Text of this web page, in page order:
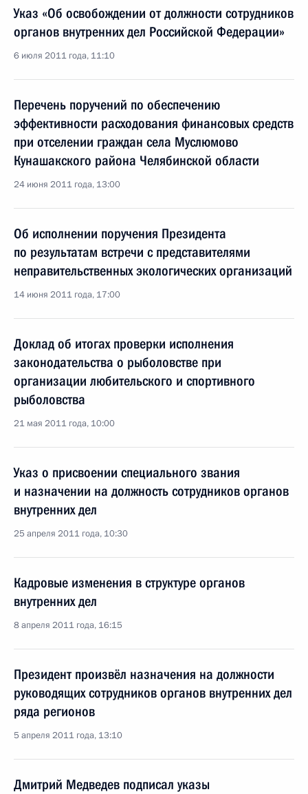
Указ «Об освобождении от должности сотрудников
органов внутренних дел Российской Федерации»
6 июля 2011 года, 11:10
Перечень поручений по обеспечению
эффективности расходования финансовых средств
при отселении граждан села Муслюмово
Кунашакского района Челябинской области
24 июня 2011 года, 13:00
Об исполнении поручения Президента
по результатам встречи с представителями
неправительственных экологических организаций
14 июня 2011 года, 17:00
Доклад об итогах проверки исполнения
законодательства о рыболовстве при
организации любительского и спортивного
рыболовства
21 мая 2011 года, 10:00
Указ о присвоении специального звания
и назначении на должность сотрудников органов
внутренних дел
25 апреля 2011 года, 10:30
Кадровые изменения в структуре органов
внутренних дел
8 апреля 2011 года, 16:15
Президент произвёл назначения на должности
руководящих сотрудников органов внутренних дел
ряда регионов
5 апреля 2011 года, 13:10
Дмитрий Медведев подписал указы